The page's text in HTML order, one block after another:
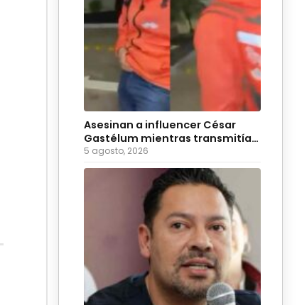
Asesinan a influencer César
Gastélum mientras transmitía
en vivo
5 agosto, 2026